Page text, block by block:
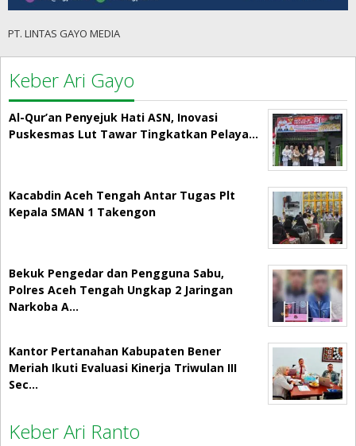
PT. LINTAS GAYO MEDIA
Keber Ari Gayo
Al-Qur’an Penyejuk Hati ASN, Inovasi
Puskesmas Lut Tawar Tingkatkan Pelaya…
Kacabdin Aceh Tengah Antar Tugas Plt
Kepala SMAN 1 Takengon
Bekuk Pengedar dan Pengguna Sabu,
Polres Aceh Tengah Ungkap 2 Jaringan
Narkoba A…
Kantor Pertanahan Kabupaten Bener
Meriah Ikuti Evaluasi Kinerja Triwulan III
Sec…
Keber Ari Ranto